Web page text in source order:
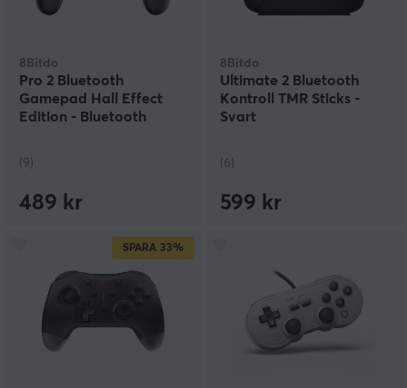
8Bitdo
Pro 2 Bluetooth
Gamepad Hall Effect
Edition - Bluetooth
(9)
489 kr
8Bitdo
Ultimate 2 Bluetooth
Kontroll TMR Sticks -
Svart
(6)
599 kr
SPARA 33%